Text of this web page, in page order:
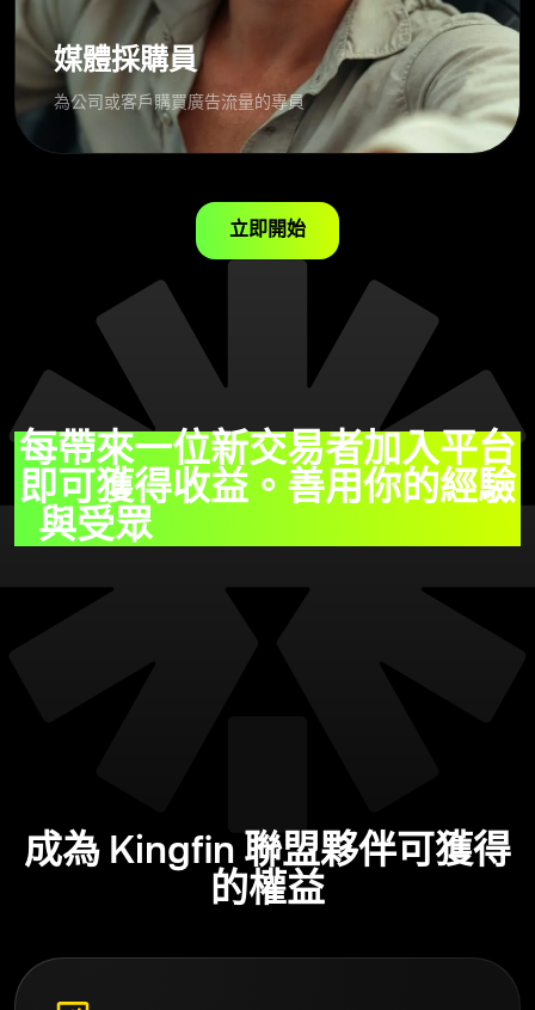
媒體採購員
為公司或客戶購買廣告流量的專員
立即開始
每帶來一位新交易者加入平台
即可獲得收益。善用你的經驗
與受眾
成為 Kingfin 聯盟夥伴可獲得
的權益